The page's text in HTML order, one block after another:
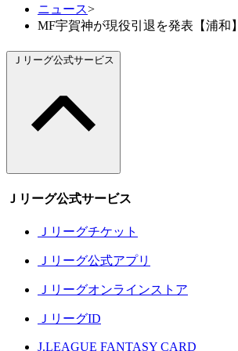
ニュース>
MF宇賀神が現役引退を発表【浦和】
Ｊリーグ公式サービス
Ｊリーグ公式サービス
Ｊリーグチケット
Ｊリーグ公式アプリ
Ｊリーグオンラインストア
ＪリーグID
J.LEAGUE FANTASY CARD